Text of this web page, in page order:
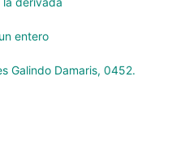
entero
Galindo Damaris, 0452.